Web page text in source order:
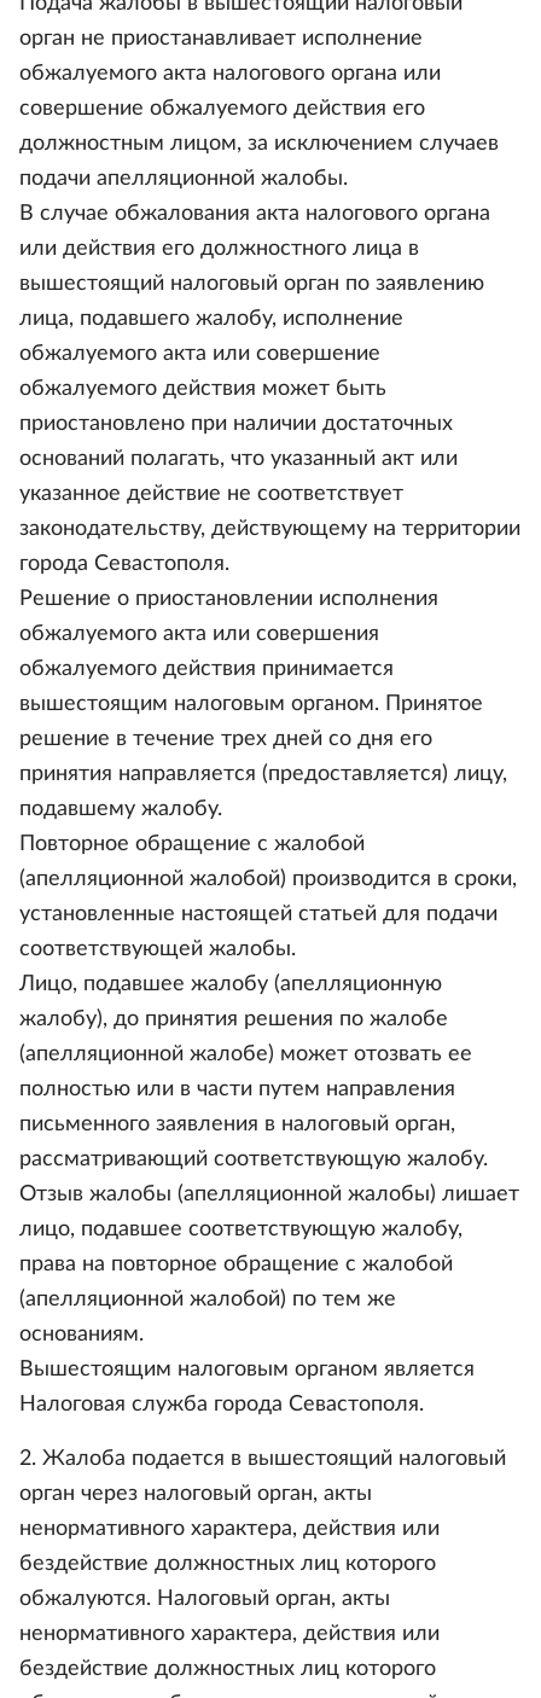
орган не приостанавливает исполнение
обжалуемого акта налогового органа или
совершение обжалуемого действия его
должностным лицом, за исключением случаев
подачи апелляционной жалобы.
В случае обжалования акта налогового органа
или действия его должностного лица в
вышестоящий налоговый орган по заявлению
лица, подавшего жалобу, исполнение
обжалуемого акта или совершение
обжалуемого действия может быть
приостановлено при наличии достаточных
оснований полагать, что указанный акт или
указанное действие не соответствует
законодательству, действующему на территории
города Севастополя.
Решение о приостановлении исполнения
обжалуемого акта или совершения
обжалуемого действия принимается
вышестоящим налоговым органом. Принятое
решение в течение трех дней со дня его
принятия направляется (предоставляется) лицу,
подавшему жалобу.
Повторное обращение с жалобой
(апелляционной жалобой) производится в сроки,
установленные настоящей статьей для подачи
соответствующей жалобы.
Лицо, подавшее жалобу (апелляционную
жалобу), до принятия решения по жалобе
(апелляционной жалобе) может отозвать ее
полностью или в части путем направления
письменного заявления в налоговый орган,
рассматривающий соответствующую жалобу.
Отзыв жалобы (апелляционной жалобы) лишает
лицо, подавшее соответствующую жалобу,
права на повторное обращение с жалобой
(апелляционной жалобой) по тем же
основаниям.
Вышестоящим налоговым органом является
Налоговая служба города Севастополя.
2. Жалоба подается в вышестоящий налоговый
орган через налоговый орган, акты
ненормативного характера, действия или
бездействие должностных лиц которого
обжалуются. Налоговый орган, акты
ненормативного характера, действия или
бездействие должностных лиц которого